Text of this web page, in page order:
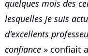
quelques mois des
lesquelles je suis
d'excellents
confiance » confiait